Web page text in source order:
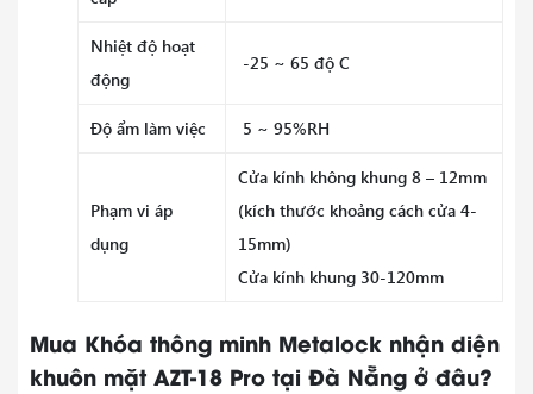
Nhiệt độ hoạt
động
-25 ~ 65 độ C
Độ ẩm làm việc 5 ~ 95%RH
Phạm vi áp
dụng
Cửa kính không khung 8 – 12mm
(kích thước khoảng cách cửa 4-
15mm)
Cửa kính khung 30-120mm
Mua Khóa thông minh Metalock nhận diện
khuôn mặt AZT-18 Pro tại Đà Nẵng ở đâu?